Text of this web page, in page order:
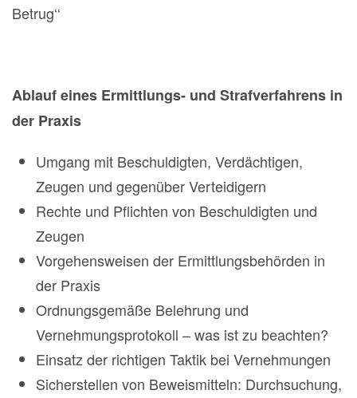
Betrug‘‘
Ablauf eines Ermittlungs- und Strafverfahrens in
der Praxis
Umgang mit Beschuldigten, Verdächtigen,
Zeugen und gegenüber Verteidigern
Rechte und Pflichten von Beschuldigten und
Zeugen
Vorgehensweisen der Ermittlungsbehörden in
der Praxis
Ordnungsgemäße Belehrung und
Vernehmungsprotokoll – was ist zu beachten?
Einsatz der richtigen Taktik bei Vernehmungen
Sicherstellen von Beweismitteln: Durchsuchung,